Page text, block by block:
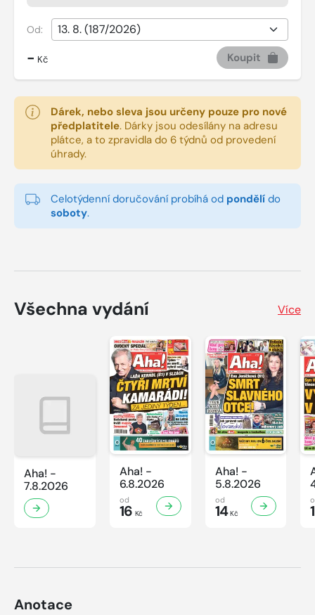
Od:
- Kč Koupit
Dárek, nebo sleva jsou určeny pouze pro nové
předplatitele. Dárky jsou odesílány na adresu
plátce, a to zpravidla do 6 týdnů od provedení
úhrady.
Celotýdenní doručování probíhá od pondělí do
soboty.
Všechna vydání Více
Aha! -
7.8.2026
Aha! -
6.8.2026
od
16 Kč
Aha! -
5.8.2026
od
14Kč
Anotace